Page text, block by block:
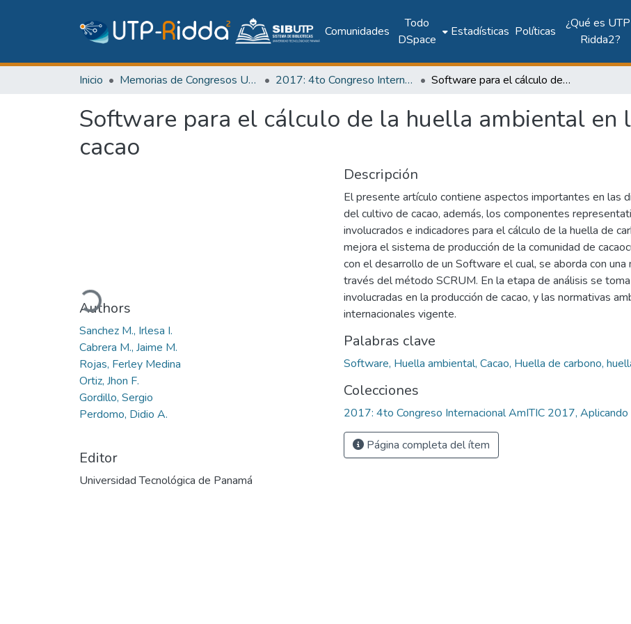
Comunidades
Todo
DSpace
Estadísticas Políticas
¿Qué es
Ridda2?
Inicio Memorias de Congresos UTP 2017: 4to Congreso Internacional AmITIC 2017, Aplicando nuevas tecnologías Software para el cálculo de la huella ambiental en la producción de cacao
Software para el cálculo de la huella ambiental en
cacao
Cargando...
Authors
Sanchez M., Irlesa I.
Cabrera M., Jaime M.
Rojas, Ferley Medina
Ortiz, Jhon F.
Gordillo, Sergio
Perdomo, Didio A.
Editor
Universidad Tecnológica de Panamá
Descripción
El presente artículo contiene aspectos importantes en las
del cultivo de cacao, además, los componentes
involucrados e indicadores para el cálculo de la huella de
mejora el sistema de producción de la comunidad de
con el desarrollo de un Software el cual, se aborda con
través del método SCRUM. En la etapa de análisis se
involucradas en la producción de cacao, y las normativas
internacionales vigente.
Palabras clave
Software, Huella ambiental, Cacao, Huella de carbono,
Colecciones
2017: 4to Congreso Internacional AmITIC 2017,
Página completa del ítem